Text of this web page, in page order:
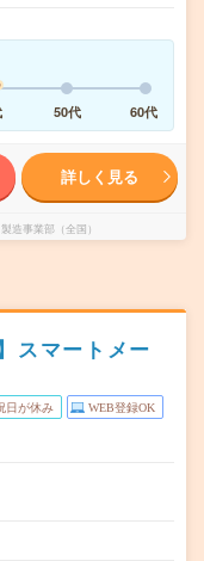
50代 60代
詳しく見る
造事業部（全国）
スマートメー
日が休み WEB登録OK